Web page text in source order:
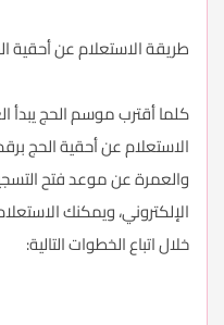
طريقة الاستعلام عن أحقية
كلما أقترب موسم الحج يبدأ
الاستعلام عن أحقية الحج
والعمرة عن موعد فتح
الإلكتروني، ويمكنك
خلال اتباع الخطوات التالية: